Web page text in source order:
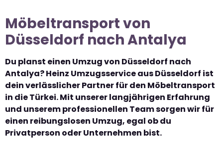
Möbeltransport von
Düsseldorf nach Antalya
Du planst einen Umzug von Düsseldorf nach
Antalya? Heinz Umzugsservice aus Düsseldorf ist
dein verlässlicher Partner für den Möbeltransport
in die Türkei. Mit unserer langjährigen Erfahrung
und unserem professionellen Team sorgen wir für
einen reibungslosen Umzug, egal ob du
Privatperson oder Unternehmen bist.